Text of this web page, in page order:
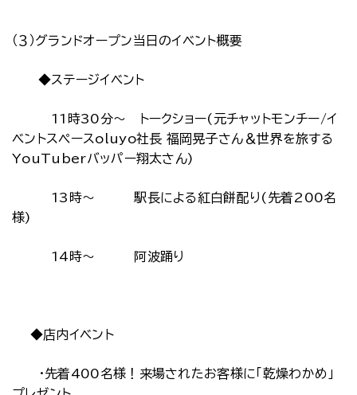
（３）グランドオープン当日のイベント概要
◆ステージイベント
11時30分～ トークショー(元チャットモンチー/イ
ベントスペースoluyo社長 福岡晃子さん＆世界を旅する
YouTuberバッパー翔太さん)
13時～ 駅長による紅白餅配り(先着200名
様)
14時～ 阿波踊り
◆店内イベント
・先着400名様！来場されたお客様に「乾燥わかめ」